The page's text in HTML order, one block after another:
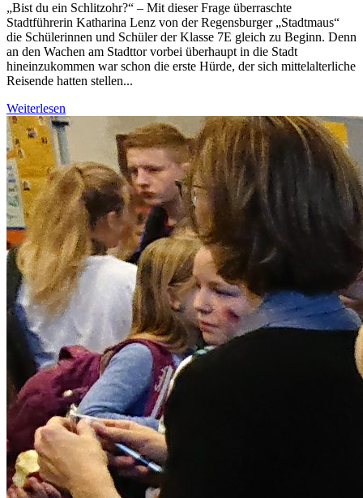
„Bist du ein Schlitzohr?“ – Mit dieser Frage überraschte
Stadtführerin Katharina Lenz von der Regensburger „Stadtmaus“
die Schülerinnen und Schüler der Klasse 7E gleich zu Beginn. Denn
an den Wachen am Stadttor vorbei überhaupt in die Stadt
hineinzukommen war schon die erste Hürde, der sich mittelalterliche
Reisende hatten stellen...
Weiterlesen